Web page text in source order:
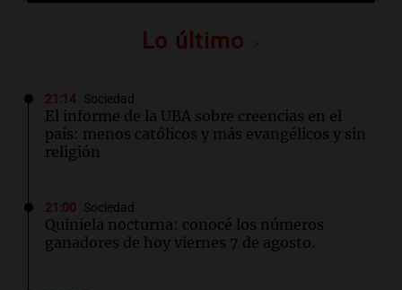
Lo último
21:14 Sociedad
El informe de la UBA sobre creencias en el
país: menos católicos y más evangélicos y sin
religión
21:00 Sociedad
Quiniela nocturna: conocé los números
ganadores de hoy viernes 7 de agosto.